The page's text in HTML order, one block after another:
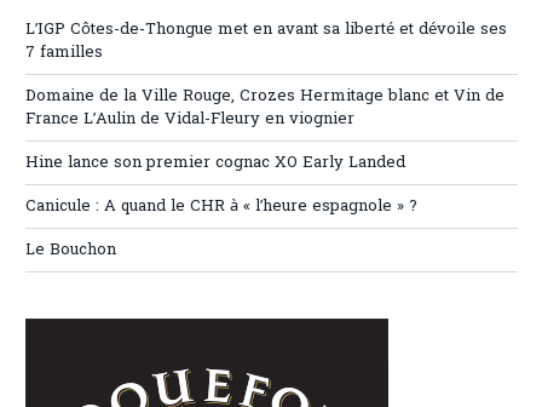
L’IGP Côtes-de-Thongue met en avant sa liberté et dévoile ses
7 familles
Domaine de la Ville Rouge, Crozes Hermitage blanc et Vin de
France L’Aulin de Vidal-Fleury en viognier
Hine lance son premier cognac XO Early Landed
Canicule : A quand le CHR à « l’heure espagnole » ?
Le Bouchon